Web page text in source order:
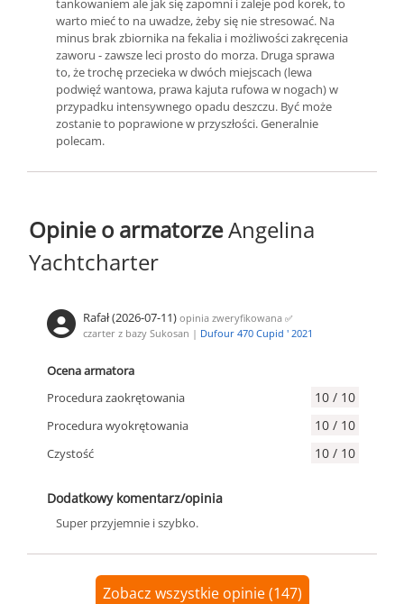
tankowaniem ale jak się zapomni i zaleje pod korek, to
warto mieć to na uwadze, żeby się nie stresować. Na
minus brak zbiornika na fekalia i możliwości zakręcenia
zaworu - zawsze leci prosto do morza. Druga sprawa
to, że trochę przecieka w dwóch miejscach (lewa
podwięź wantowa, prawa kajuta rufowa w nogach) w
przypadku intensywnego opadu deszczu. Być może
zostanie to poprawione w przyszłości. Generalnie
polecam.
Opinie o armatorzeAngelina
Yachtcharter
Rafał (2026-07-11) opinia zweryfikowana ✅
czarter z bazy Sukosan | Dufour 470 Cupid ' 2021
Ocena armatora
Procedura zaokrętowania
10 / 10
Procedura wyokrętowania 10 / 10
Czystość 10 / 10
Dodatkowy komentarz/opinia
Super przyjemnie i szybko.
Zobacz wszystkie opinie (147)